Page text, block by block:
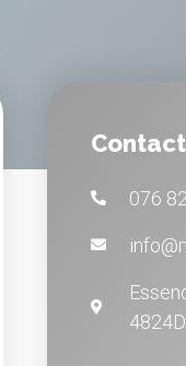
076